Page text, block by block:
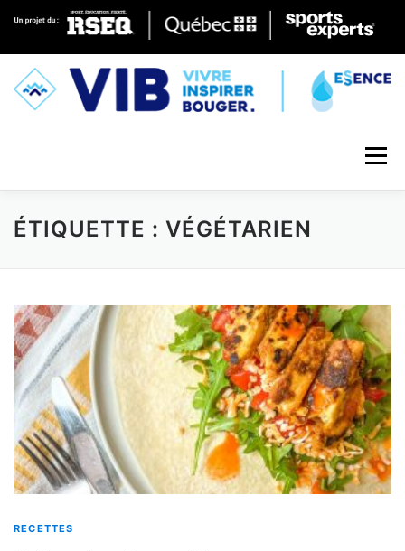
Skip to content
Menu
ÉTIQUETTE : VÉGÉTARIEN
RECETTES